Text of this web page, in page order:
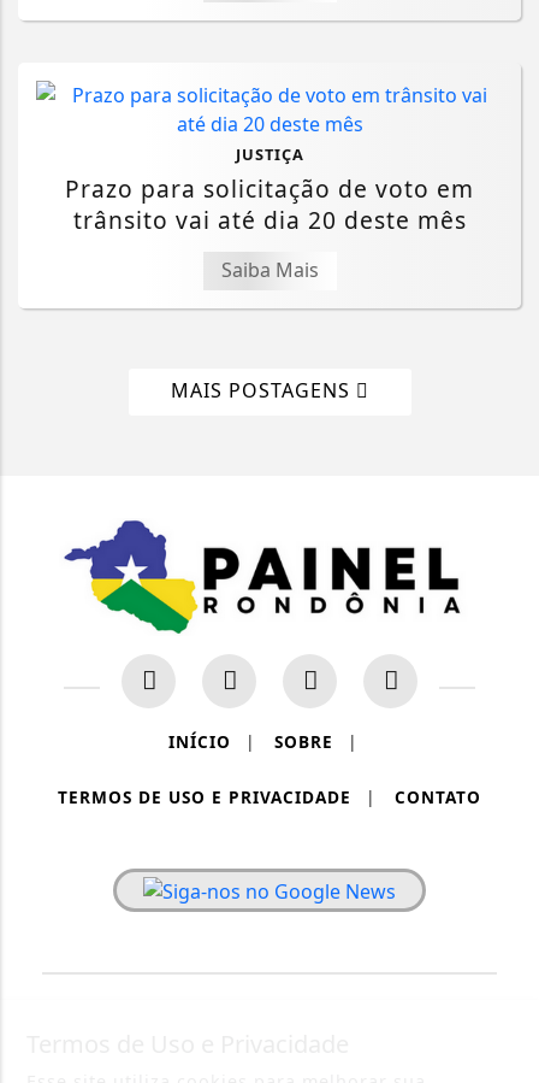
JUSTIÇA
Prazo para solicitação de voto em
trânsito vai até dia 20 deste mês
Saiba Mais
MAIS POSTAGENS
INÍCIO | SOBRE |
TERMOS DE USO E PRIVACIDADE | CONTATO